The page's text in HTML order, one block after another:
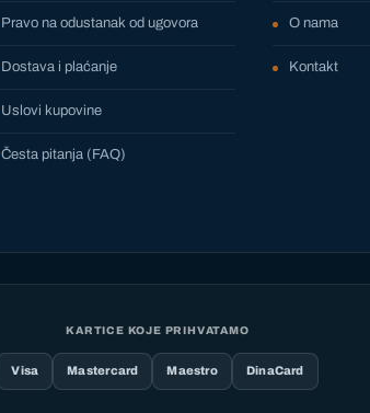
Pravo na odustanak od ugovora
Dostava i plaćanje
Uslovi kupovine
Česta pitanja (FAQ)
O nama
Kontakt
KARTICE KOJE PRIHVATAMO
Visa Mastercard Maestro DinaCard